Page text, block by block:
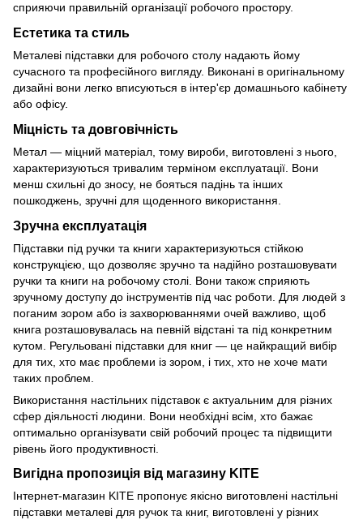
сприяючи правильній організації робочого простору.
Естетика та стиль
Металеві підставки для робочого столу надають йому
сучасного та професійного вигляду. Виконані в оригінальному
дизайні вони легко вписуються в інтер'єр домашнього кабінету
або офісу.
Міцність та довговічність
Метал — міцний матеріал, тому вироби, виготовлені з нього,
характеризуються тривалим терміном експлуатації. Вони
менш схильні до зносу, не бояться падінь та інших
пошкоджень, зручні для щоденного використання.
Зручна експлуатація
Підставки під ручки та книги характеризуються стійкою
конструкцією, що дозволяє зручно та надійно розташовувати
ручки та книги на робочому столі. Вони також сприяють
зручному доступу до інструментів під час роботи. Для людей з
поганим зором або із захворюваннями очей важливо, щоб
книга розташовувалась на певній відстані та під конкретним
кутом. Регульовані підставки для книг — це найкращий вибір
для тих, хто має проблеми із зором, і тих, хто не хоче мати
таких проблем.
Використання настільних підставок є актуальним для різних
сфер діяльності людини. Вони необхідні всім, хто бажає
оптимально організувати свій робочий процес та підвищити
рівень його продуктивності.
Вигідна пропозиція від магазину KITE
Інтернет-магазин KITE пропонує якісно виготовлені настільні
підставки металеві для ручок та книг, виготовлені у різних